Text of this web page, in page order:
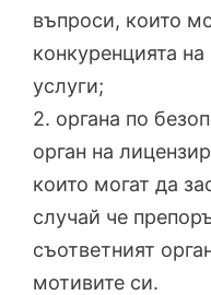
въпроси, които
конкуренцията
услуги;
2. органа по
орган на
които могат да
случай че
съответният
мотивите си.